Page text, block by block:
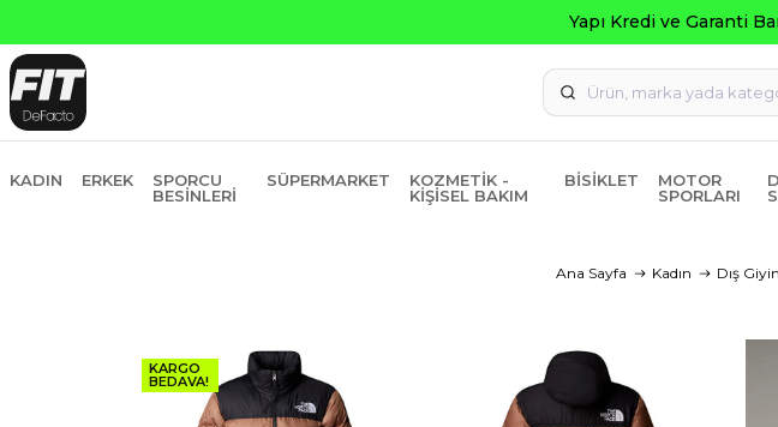
Yapı Kredi ve Garanti
KADIN ERKEK
SPORCU
BESINLERI
SÜPERMARKET
KOZMETIK -
KIŞISEL BAKIM
BISIKLET
MOTOR
SPORLARI
Ana Sayfa Kadın Dış
KARGO
BEDAVA!